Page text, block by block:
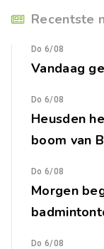
Recentste
Do 6/08
Vandaag
Do 6/08
Heusden
boom van
Do 6/08
Morgen
Do 6/08